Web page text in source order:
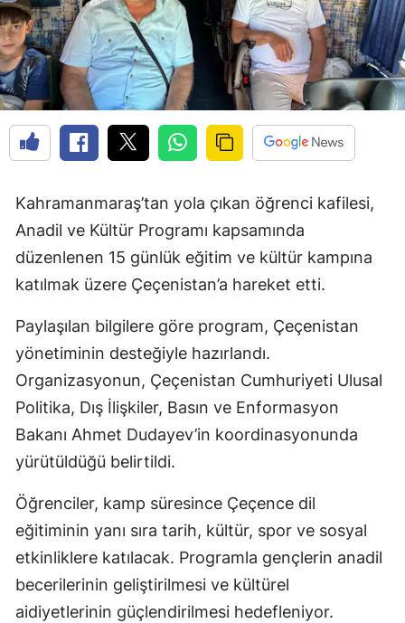
Kahramanmaraş’tan yola çıkan öğrenci kafilesi,
Anadil ve Kültür Programı kapsamında
düzenlenen 15 günlük eğitim ve kültür kampına
katılmak üzere Çeçenistan’a hareket etti.
Paylaşılan bilgilere göre program, Çeçenistan
yönetiminin desteğiyle hazırlandı.
Organizasyonun, Çeçenistan Cumhuriyeti Ulusal
Politika, Dış İlişkiler, Basın ve Enformasyon
Bakanı Ahmet Dudayev’in koordinasyonunda
yürütüldüğü belirtildi.
Öğrenciler, kamp süresince Çeçence dil
eğitiminin yanı sıra tarih, kültür, spor ve sosyal
etkinliklere katılacak. Programla gençlerin anadil
becerilerinin geliştirilmesi ve kültürel
aidiyetlerinin güçlendirilmesi hedefleniyor.